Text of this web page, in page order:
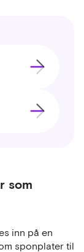
som
inn på en
sponplater til